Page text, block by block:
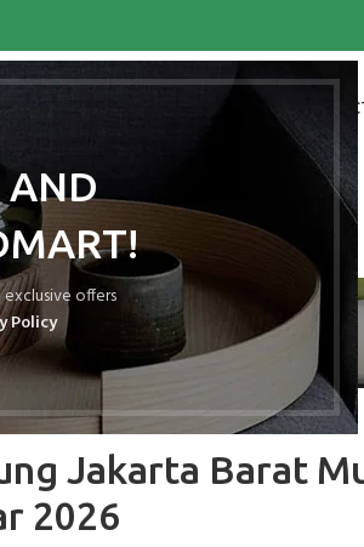
AND
offers
Policy Blog
Jakarta Barat
2026